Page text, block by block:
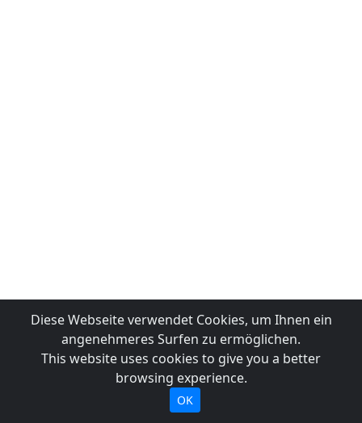
Diese Webseite verwendet Cookies, um Ihnen ein
angenehmeres Surfen zu ermöglichen.
This website uses cookies to give you a better
browsing experience.
OK